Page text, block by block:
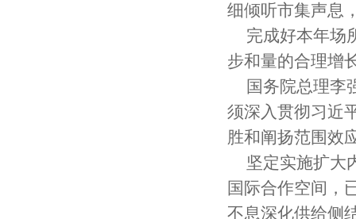
细倾听市集声息
完成好本年场
步和量的合理增
国务院总理李
须深入贯彻习近
胜和阐扬范围效
坚定实施扩大
国际合作空间，
不息深化供给侧